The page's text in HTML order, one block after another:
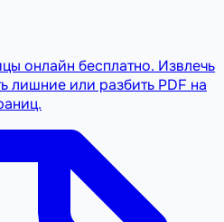
онлайн бесплатно. Извлечь
лишние или разбить PDF на